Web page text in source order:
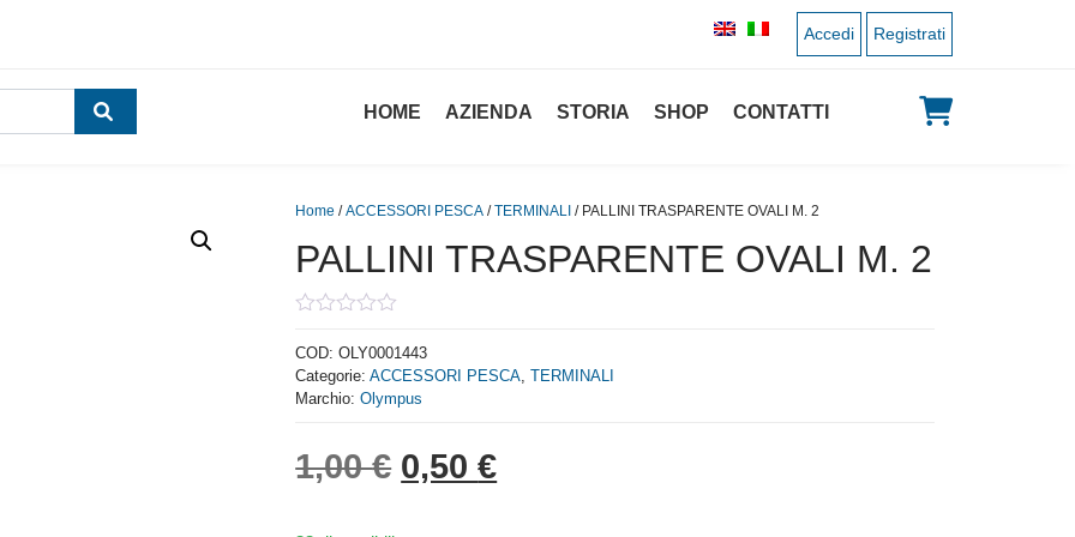
Accedi Registrati
HOME AZIENDA STORIA SHOP CONTATTI
Home /ACCESSORI PESCA /TERMINALI / PALLINI TRASPARENTE OVALI M. 2
PALLINI TRASPARENTE OVALI M. 2
out
of
5
COD:OLY0001443
Categorie:ACCESSORI PESCA,TERMINALI
Marchio:Olympus
1,00€ Il prezzo originale era: 1,00 €.
0,50€Il prezzo attuale è: 0,50 €.